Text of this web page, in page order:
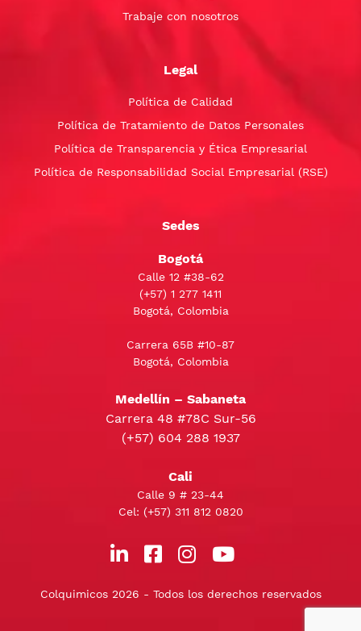
Trabaje con nosotros
Legal
Política de Calidad
Política de Tratamiento de Datos Personales
Política de Transparencia y Ética Empresarial
Política de Responsabilidad Social Empresarial (RSE)
Sedes
Bogotá
Calle 12 #38-62
(+57) 1 277 1411
Bogotá, Colombia
Carrera 65B #10-87
Bogotá, Colombia
Medellín – Sabaneta
Carrera 48 #78C Sur-56
(+57) 604 288 1937
Cali
Calle 9 # 23-44
Cel: (+57) 311 812 0820
Colquimicos 2026 - Todos los derechos reservados